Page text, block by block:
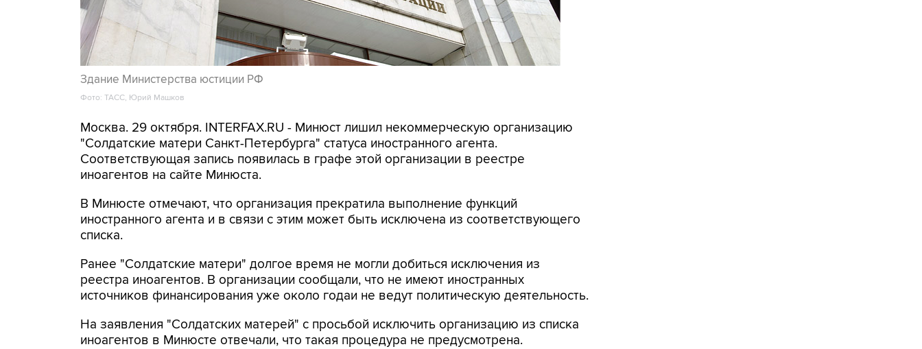
Здание Министерства юстиции РФ
Фото: ТАСС, Юрий Машков
Москва. 29 октября. INTERFAX.RU - Минюст лишил некоммерческую организацию
"Солдатские матери Санкт-Петербурга" статуса иностранного агента.
Соответствующая запись появилась в графе этой организации в реестре
иноагентов на сайте Минюста.
В Минюсте отмечают, что организация прекратила выполнение функций
иностранного агента и в связи с этим может быть исключена из соответствующего
списка.
Ранее "Солдатские матери" долгое время не могли добиться исключения из
реестра иноагентов. В организации сообщали, что не имеют иностранных
источников финансирования уже около годаи не ведут политическую деятельность.
На заявления "Солдатских матерей" с просьбой исключить организацию из списка
иноагентов в Минюсте отвечали, что такая процедура не предусмотрена.